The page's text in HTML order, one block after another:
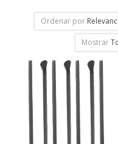
Ordenar por
Mostrar